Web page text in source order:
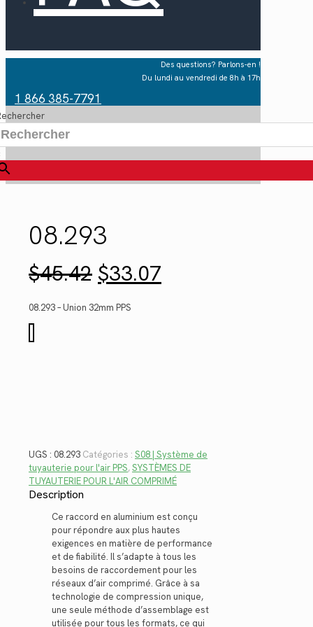
Des questions? Parlons-en !
Du lundi au vendredi de 8h à 17h
1 866 385-7791
08.293
$45.42 Le
prix
initial
était :
$33.07prix
08.293 – Union 32mm PPS
de
UGS : 08.293 Catégories : S08 | Système de
tuyauterie pour l'air PPS,SYSTÈMES DE
TUYAUTERIE POUR L'AIR COMPRIMÉ
Description
Ce raccord en aluminium est conçu
pour répondre aux plus hautes
exigences en matière de performance
et de fiabilité. Il s’adapte à tous les
besoins de raccordement pour les
réseaux d’air comprimé. Grâce à sa
technologie de compression unique,
une seule méthode d’assemblage est
utilisée pour tous les formats, ce qui